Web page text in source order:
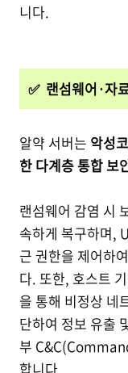
니다.
✅ 랜섬웨어·자
알약 서버는 악성
한 다계층 통합 보
랜섬웨어 감염 시
속하게 복구하며,
근 권한을 제어하
다. 또한, 호스트
을 통해 비정상 네
단하여 정보 유출
부
합니다.